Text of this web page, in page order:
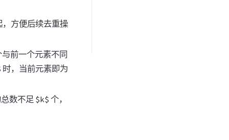
方便后续去重操
前一个元素不同
，当前元素即为
数不足 $k$ 个，